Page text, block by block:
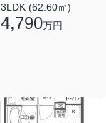
3LDK (62.60㎡)
4,790万円